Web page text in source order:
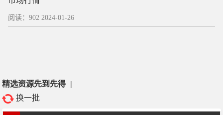
阅读：902 2024-01-26
精选资源先到先得 |
换一批